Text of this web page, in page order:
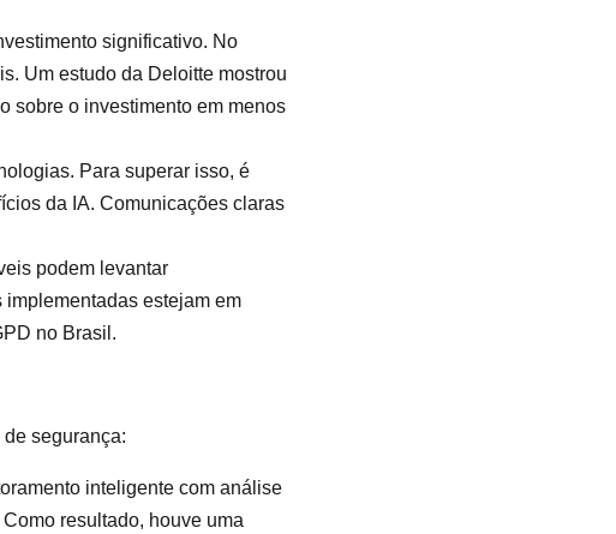
significativo. No
Um estudo da Deloitte mostrou
sobre o investimento em menos
Para superar isso, é
da IA. Comunicações claras
podem levantar
estejam em
no Brasil.
segurança:
inteligente com análise
resultado, houve uma